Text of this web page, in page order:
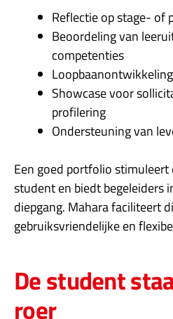
Reflectie op stage- of
Beoordeling van
competenties
Loopbaanontwikkeling
Showcase voor
profilering
Ondersteuning van
Een goed portfolio stimuleert
student en biedt begeleiders
diepgang. Mahara faciliteert
gebruiksvriendelijke en
De student
roer